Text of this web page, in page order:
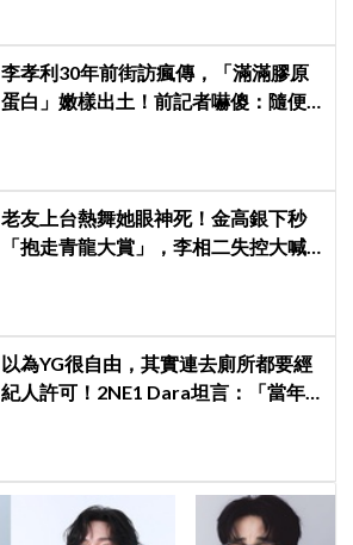
李孝利30年前街訪瘋傳，「滿滿膠原
蛋白」嫩樣出土！前記者嚇傻：隨便
老友上台熱舞她眼神死！金高銀下秒
「抱走青龍大賞」，李相二失控大喊
以為YG很自由，其實連去廁所都要經
紀人許可！2NE1 Dara坦言：「當年